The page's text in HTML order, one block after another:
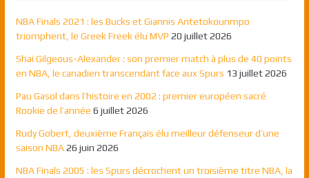
NBA Finals 2021 : les Bucks et Giannis Antetokounmpo
triomphent, le Greek Freek élu MVP 20 juillet 2026
Shai Gilgeous-Alexander : son premier match à plus de 40 points
en NBA, le canadien transcendant face aux Spurs 13 juillet 2026
Pau Gasol dans l’histoire en 2002 : premier européen sacré
Rookie de l’année 6 juillet 2026
Rudy Gobert, deuxième Français élu meilleur défenseur d’une
saison NBA 26 juin 2026
NBA Finals 2005 : les Spurs décrochent un troisième titre NBA, la